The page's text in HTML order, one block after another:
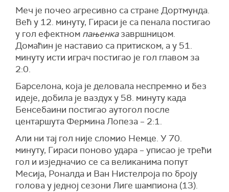
Меч је почео агресивно са стране Дортмунда.
Већ у 12. минуту, Гираси је са пенала постигао
у гол ефектном пањенказавршницом.
Домаћин је наставио са притиском, а у 51.
минуту исти играч постигао је гол главом за
2:0.
Барселона, која је деловала неспремно и без
идеје, добила је ваздух у 58. минуту када
Бенсебаини постигао аутогол после
центаршута Фермина Лопеза – 2:1.
Али ни тај гол није сломио Немце. У 70.
минуту, Гираси поново удара – уписао је трећи
гол и изједначио се са великанима попут
Месија, Роналда и Ван Нистелроја по броју
голова у једној сезони Лиге шампиона (13).